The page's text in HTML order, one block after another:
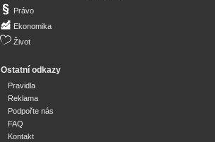
Právo
Ekonomika
Život
Ostatní odkazy
Pravidla
Reklama
Podpořte nás
FAQ
Kontakt